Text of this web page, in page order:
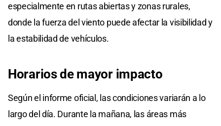
especialmente en rutas abiertas y zonas rurales,
donde la fuerza del viento puede afectar la visibilidad y
la estabilidad de vehículos.
Horarios de mayor impacto
Según el informe oficial, las condiciones variarán a lo
largo del día. Durante la mañana, las áreas más